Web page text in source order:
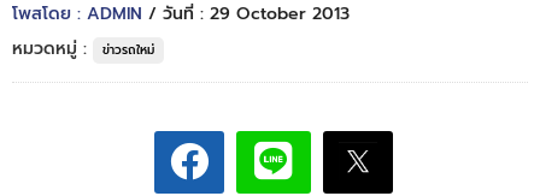
โพสโดย : ADMIN / วันที่ : 29 October 2013
หมวดหมู่ :
ข่าวรถใหม่